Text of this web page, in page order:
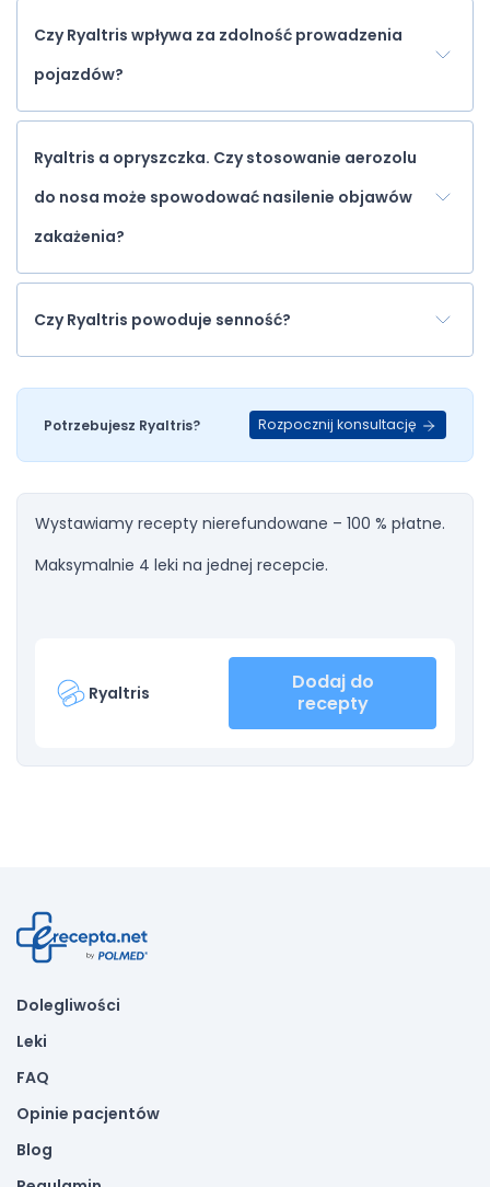
Czy Ryaltris wpływa za zdolność prowadzenia
pojazdów?
Ryaltris a opryszczka. Czy stosowanie aerozolu
do nosa może spowodować nasilenie objawów
zakażenia?
Czy Ryaltris powoduje senność?
Potrzebujesz Ryaltris? Rozpocznij konsultację
Wystawiamy recepty nierefundowane – 100 % płatne.
Maksymalnie 4 leki na jednej recepcie.
Ryaltris
Dodaj do
recepty
Dolegliwości
Leki
FAQ
Opinie pacjentów
Blog